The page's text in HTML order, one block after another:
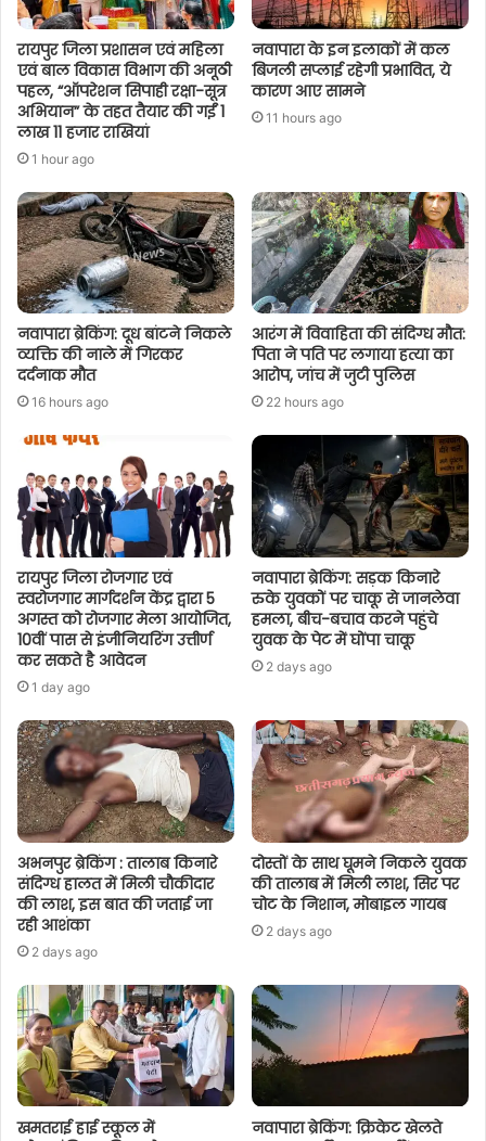
रायपुर जिला प्रशासन एवं महिला
एवं बाल विकास विभाग की अनूठी
पहल, “ऑपरेशन सिपाही रक्षा-सूत्र
अभियान” के तहत तैयार की गईं 1
लाख 11 हजार राखियां
1 hour ago
नवापारा के इन इलाकों में कल
बिजली सप्लाई रहेगी प्रभावित, ये
कारण आए सामने
11 hours ago
नवापारा ब्रेकिंग: दूध बांटने निकले
व्यक्ति की नाले में गिरकर
दर्दनाक मौत
16 hours ago
आरंग में विवाहिता की संदिग्ध मौत:
पिता ने पति पर लगाया हत्या का
आरोप, जांच में जुटी पुलिस
22 hours ago
रायपुर जिला रोजगार एवं
स्वरोजगार मार्गदर्शन केंद्र द्वारा 5
अगस्त को रोजगार मेला आयोजित,
10वीं पास से इंजीनियरिंग उत्तीर्ण
कर सकते है आवेदन
1 day ago
नवापारा ब्रेकिंग: सड़क किनारे
रुके युवकों पर चाकू से जानलेवा
हमला, बीच-बचाव करने पहुंचे
युवक के पेट में घोंपा चाकू
2 days ago
अभनपुर ब्रेकिंग : तालाब किनारे
संदिग्ध हालत में मिली चौकीदार
की लाश, इस बात की जताई जा
रही आशंका
2 days ago
दोस्तों के साथ घूमने निकले युवक
की तालाब में मिली लाश, सिर पर
चोट के निशान, मोबाइल गायब
2 days ago
खमतराई हाई स्कूल में
नवापारा ब्रेकिंग: क्रिकेट खेलते